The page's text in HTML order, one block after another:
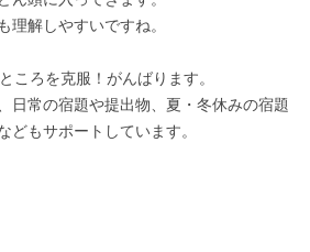
理解しやすいですね。
ころを克服！がんばります。
日常の宿題や提出物、夏・冬休みの宿題
どもサポートしています。